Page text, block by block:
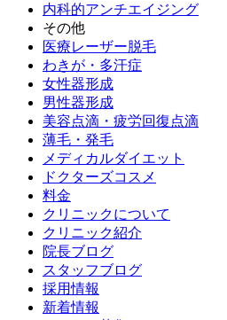
内科的アンチエイジング
その他
医療レーザー脱毛
わきが・多汗症
女性器形成
男性器形成
美容点滴・疲労回復点滴
薄毛・発毛
メディカルダイエット
ドクターズコスメ
料金
クリニックについて
クリニック紹介
院長ブログ
スタッフブログ
採用情報
新着情報